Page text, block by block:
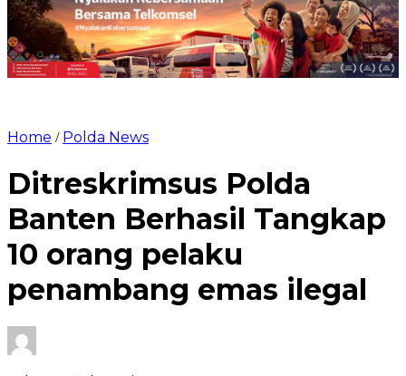
Home / Polda News
Ditreskrimsus Polda
Banten Berhasil Tangkap
10 orang pelaku
penambang emas ilegal